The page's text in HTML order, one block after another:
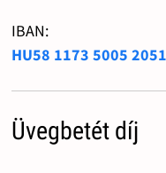
IBAN:
HU58 1173 5005
Üvegbetét díj